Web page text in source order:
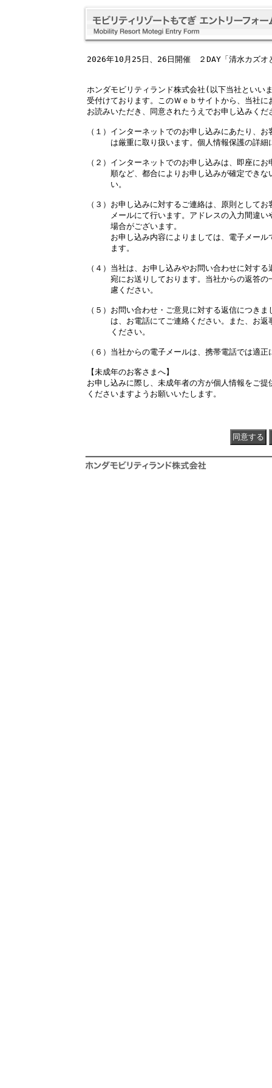
2026年10月25日、26日開催　２DAY「清水カズオ
ホンダモビリティランド株式会社(以下当社といい
受付けております。このＷｅｂサイトから、当社
お読みいただき、同意されたうえでお
（１）インターネットでのお申し込みにあたり、
は厳重に取り扱います。個人情報保護の詳細
（２）インターネットでのお申し込みは、即座に
順など、都合によりお申し込みが確定できない
（３）お申し込みに対するご連絡は、原則として
メールにて行います。アドレスの入力間違いや
場合がご
お申し込み内容によりましては、電子メールで
ま
（４）当社は、お申し込みやお問い合わせに対す
宛にお送りしております。当社からの返答の一
慮く
（５）お問い合わせ・ご意見に対する返信につき
は、お電話にてご連絡ください。また、お返事
ください。
（６）当社からの電子メールは、携帯電話では
【未成年の
お申し込みに際し、未成年者の方が個人情報をご
くださいますようお願いいたします。